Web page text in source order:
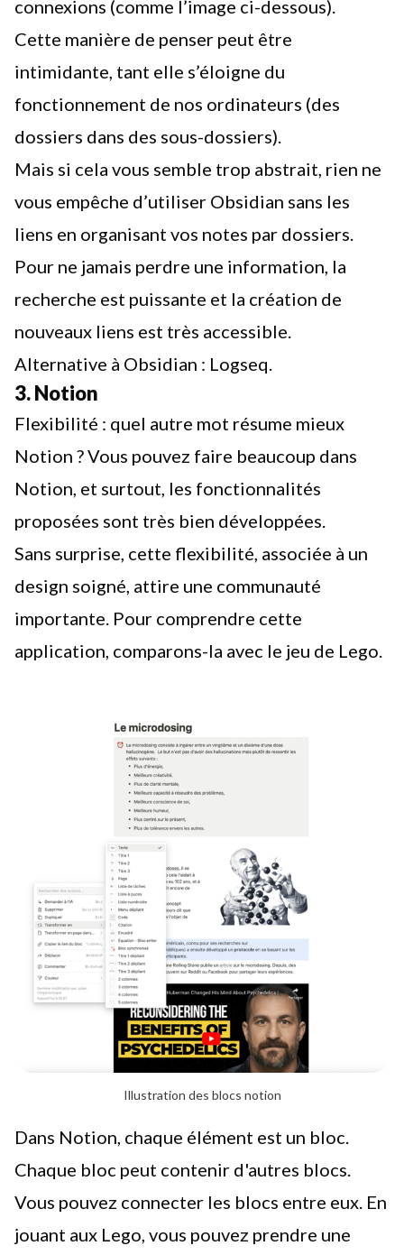
connexions (comme l’image ci-dessous).
Cette manière de penser peut être
intimidante, tant elle s’éloigne du
fonctionnement de nos ordinateurs (des
dossiers dans des sous-dossiers).
Mais si cela vous semble trop abstrait, rien ne
vous empêche d’utiliser Obsidian sans les
liens en organisant vos notes par dossiers.
Pour ne jamais perdre une information, la
recherche est puissante et la création de
nouveaux liens est très accessible.
Alternative à Obsidian : Logseq.
3. Notion
Flexibilité : quel autre mot résume mieux
Notion ? Vous pouvez faire beaucoup dans
Notion, et surtout, les fonctionnalités
proposées sont très bien développées.
Sans surprise, cette flexibilité, associée à un
design soigné, attire une communauté
importante. Pour comprendre cette
application, comparons-la avec le jeu de Lego.
Illustration des blocs notion
Dans Notion, chaque élément est un bloc.
Chaque bloc peut contenir d'autres blocs.
Vous pouvez connecter les blocs entre eux. En
jouant aux Lego, vous pouvez prendre une